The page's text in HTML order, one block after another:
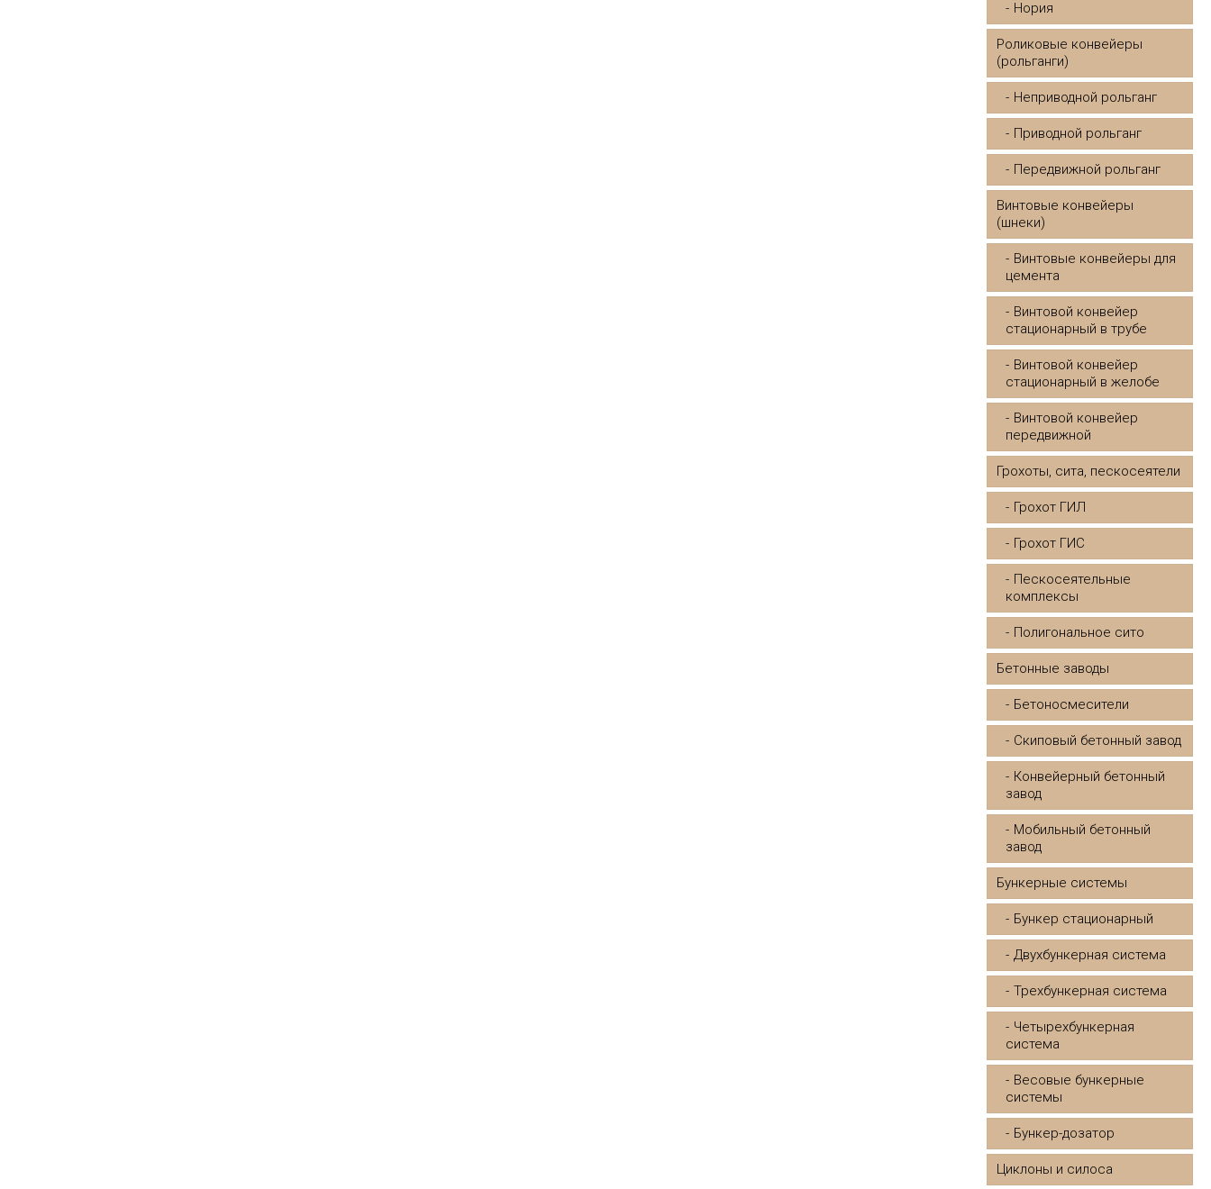
Нория
Роликовые конвейеры
(рольганги)
Неприводной рольганг
Приводной рольганг
Передвижной рольганг
Винтовые конвейеры
(шнеки)
Винтовые конвейеры для
цемента
Винтовой конвейер
стационарный в трубе
Винтовой конвейер
стационарный в желобе
Винтовой конвейер
передвижной
Грохоты, сита, пескосеятели
Грохот ГИЛ
Грохот ГИС
Пескосеятельные
комплексы
Полигональное сито
Бетонные заводы
Бетоносмесители
Скиповый бетонный завод
Конвейерный бетонный
завод
Мобильный бетонный
завод
Бункерные системы
Бункер стационарный
Двухбункерная система
Трехбункерная система
Четырехбункерная
система
Весовые бункерные
системы
Бункер-дозатор
Циклоны и силоса